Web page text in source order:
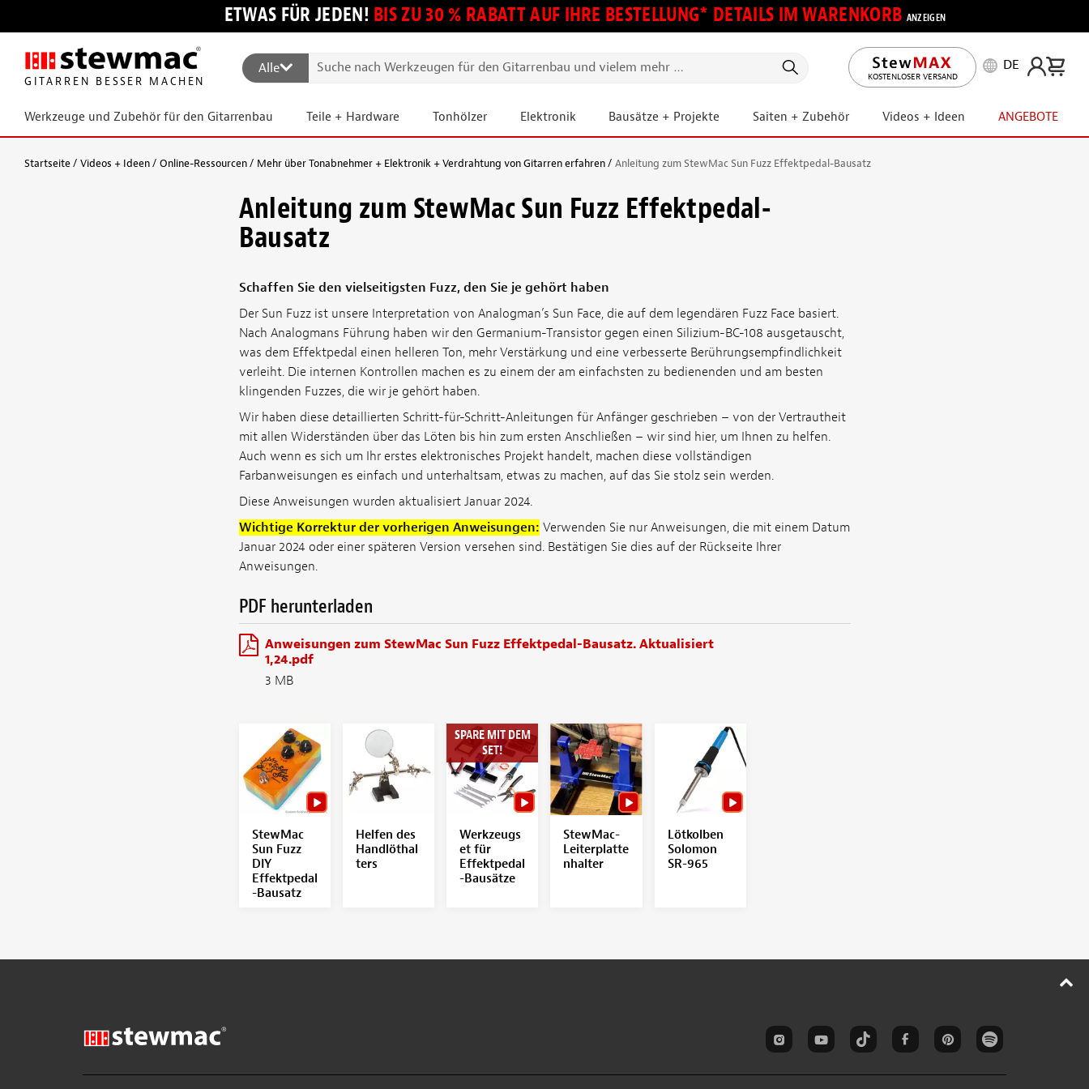
ETWAS FÜR JEDEN! BIS ZU 30 % RABATT AUF IHRE BESTELLUNG* DETAILS IM WARENKORB ANZEIGEN
GITARREN BESSER MACHEN
Alle
KOSTENLOSER VERSAND
DE
Werkzeuge und Zubehör für den Gitarrenbau Teile + Hardware Tonhölzer Elektronik Bausätze + Projekte Saiten + Zubehör Videos + Ideen ANGEBOTE
Startseite Videos + Ideen Online-Ressourcen Mehr über Tonabnehmer + Elektronik + Verdrahtung von Gitarren erfahren Anleitung zum StewMac Sun Fuzz Effektpedal-Bausatz
Anleitung zum StewMac Sun Fuzz Effektpedal-
Bausatz
Schaffen Sie den vielseitigsten Fuzz, den Sie je gehört haben
Der Sun Fuzz ist unsere Interpretation von Analogman’s Sun Face, die auf dem legendären Fuzz Face basiert.
Nach Analogmans Führung haben wir den Germanium-Transistor gegen einen Silizium-BC-108 ausgetauscht,
was dem Effektpedal einen helleren Ton, mehr Verstärkung und eine verbesserte Berührungsempfindlichkeit
verleiht. Die internen Kontrollen machen es zu einem der am einfachsten zu bedienenden und am besten
klingenden Fuzzes, die wir je gehört haben.
Wir haben diese detaillierten Schritt-für-Schritt-Anleitungen für Anfänger geschrieben – von der Vertrautheit
mit allen Widerständen über das Löten bis hin zum ersten Anschließen – wir sind hier, um Ihnen zu helfen.
Auch wenn es sich um Ihr erstes elektronisches Projekt handelt, machen diese vollständigen
Farbanweisungen es einfach und unterhaltsam, etwas zu machen, auf das Sie stolz sein werden.
Diese Anweisungen wurden aktualisiert Januar 2024.
Wichtige Korrektur der vorherigen Anweisungen: Verwenden Sie nur Anweisungen, die mit einem Datum
Januar 2024 oder einer späteren Version versehen sind. Bestätigen Sie dies auf der Rückseite Ihrer
Anweisungen.
PDF herunterladen
Anweisungen zum StewMac Sun Fuzz Effektpedal-Bausatz. Aktualisiert
1,24.pdf
3 MB
StewMac
Sun Fuzz
DIY
Effektpedal
-Bausatz
Helfen des
Handlöthal
ters
SPARE MIT DEM
SET!
Werkzeugs
et für
Effektpedal
-Bausätze
StewMac-
Leiterplatte
nhalter
Lötkolben
Solomon
SR-965